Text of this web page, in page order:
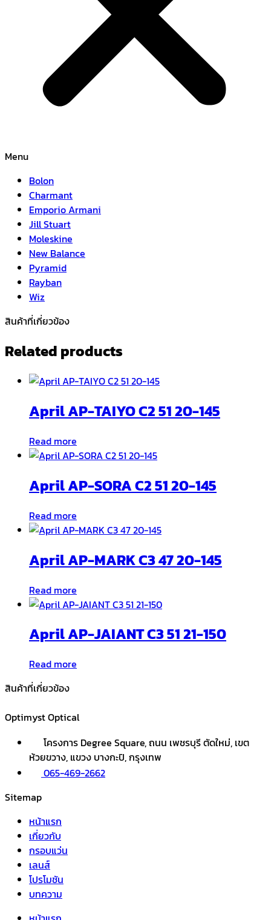
Menu
Bolon
Charmant
Emporio Armani
Jill Stuart
Moleskine
New Balance
Pyramid
Rayban
Wiz
สินค้าที่เกี่ยวข้อง
Related products
April AP-TAIYO C2 51 20-145
Read more
April AP-SORA C2 51 20-145
Read more
April AP-MARK C3 47 20-145
Read more
April AP-JAIANT C3 51 21-150
Read more
สินค้าที่เกี่ยวข้อง
Optimyst Optical
โครงการ Degree Square, ถนน เพชรบุรี ตัดใหม่, เขต
ห้วยขวาง, แขวง บางกะปิ, กรุงเทพ
065-469-2662
Sitemap
หน้าแรก
เกี่ยวกับ
กรอบแว่น
เลนส์
โปรโมชัน
บทความ